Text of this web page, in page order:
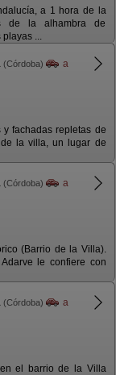
a 1 hora de la
de la alhambra de
...
(Córdoba)
a
fachadas repletas de
la villa, un lugar de
(Córdoba)
a
(Barrio de la Villa).
le confiere con
(Córdoba)
a
el barrio de la Villa